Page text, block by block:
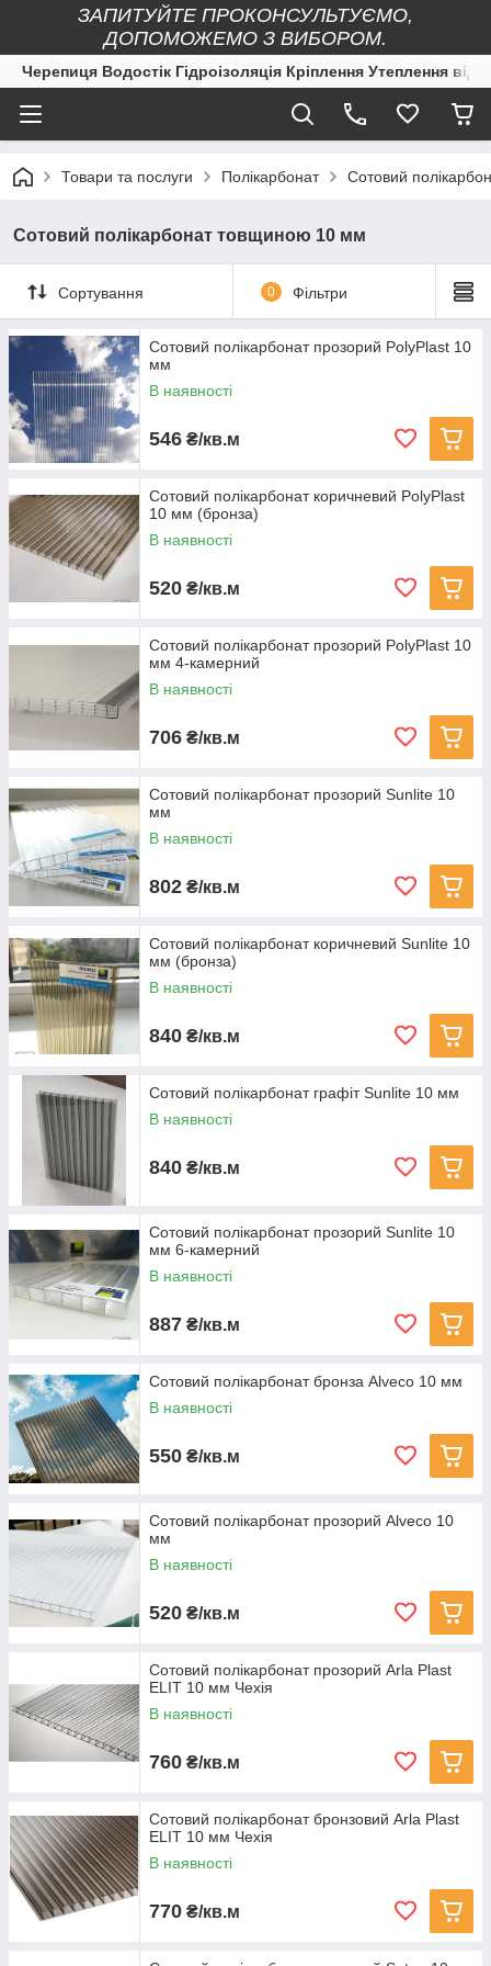
ЗАПИТУЙТЕ ПРОКОНСУЛЬТУЄМО,
ДОПОМОЖЕМО З ВИБОРОМ.
Черепиця Водостік Гідроізоляція Кріплення Утеплення
Товари та послуги Полікарбонат Сотовий
Сотовий полікарбонат товщиною 10 мм
Сортування 0 Фільтри
Сотовий полікарбонат прозорий PolyPlast 10
мм
В наявності
546 ₴/кв.м
Сотовий полікарбонат коричневий PolyPlast
10 мм (бронза)
В наявності
520 ₴/кв.м
Сотовий полікарбонат прозорий PolyPlast 10
мм 4-камерний
В наявності
706 ₴/кв.м
Сотовий полікарбонат прозорий Sunlite 10
мм
В наявності
802 ₴/кв.м
Сотовий полікарбонат коричневий Sunlite 10
мм (бронза)
В наявності
840 ₴/кв.м
Сотовий полікарбонат графіт Sunlite 10 мм
В наявності
840 ₴/кв.м
Сотовий полікарбонат прозорий Sunlite 10
мм 6-камерний
В наявності
887 ₴/кв.м
Сотовий полікарбонат бронза Alveco 10 мм
В наявності
550 ₴/кв.м
Сотовий полікарбонат прозорий Alveco 10
мм
В наявності
520 ₴/кв.м
Сотовий полікарбонат прозорий Arla Plast
ELIT 10 мм Чехія
В наявності
760 ₴/кв.м
Сотовий полікарбонат бронзовий Arla Plast
ELIT 10 мм Чехія
В наявності
770 ₴/кв.м